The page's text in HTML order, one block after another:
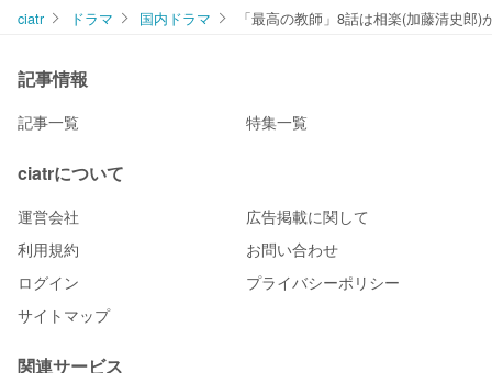
ciatr ドラマ 国内ドラマ 「最高の教師」8話は相楽(加藤清史郎
記事情報
記事一覧 特集一覧
ciatrについて
運営会社
広告掲載に関して
利用規約
お問い合わせ
ログイン
プライバシーポリシー
サイトマップ
関連サービス